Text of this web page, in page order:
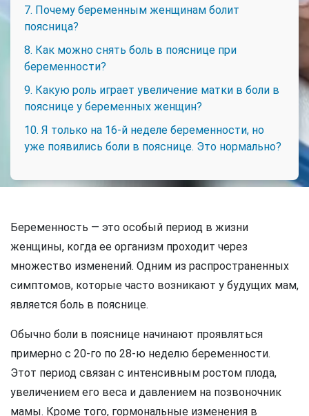
7. Почему беременным женщинам болит
поясница?
8. Как можно снять боль в пояснице при
беременности?
9. Какую роль играет увеличение матки в боли в
пояснице у беременных женщин?
10. Я только на 16-й неделе беременности, но
уже появились боли в пояснице. Это нормально?
Беременность — это особый период в жизни
женщины, когда ее организм проходит через
множество изменений. Одним из распространенных
симптомов, которые часто возникают у будущих мам,
является боль в пояснице.
Обычно боли в пояснице начинают проявляться
примерно с 20-го по 28-ю неделю беременности.
Этот период связан с интенсивным ростом плода,
увеличением его веса и давлением на позвоночник
мамы. Кроме того, гормональные изменения в